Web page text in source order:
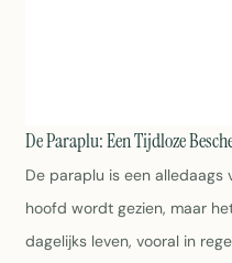
De Paraplu: Een Tijdloze
De paraplu is een
hoofd wordt gezien, maar
dagelijks leven, vooral in